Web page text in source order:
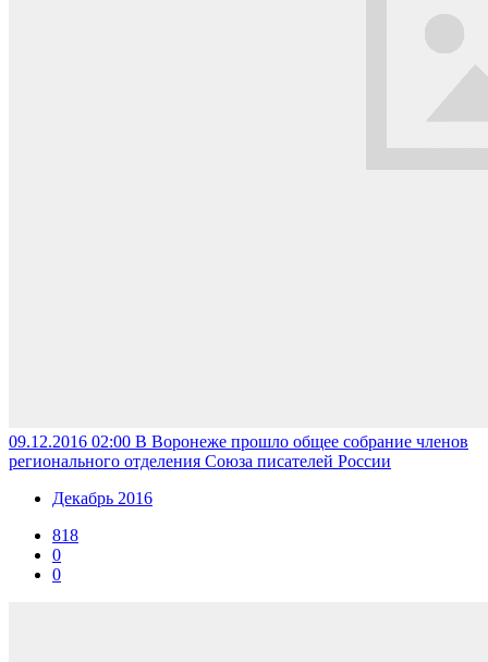
09.12.2016 02:00 В Воронеже прошло общее собрание членов
регионального отделения Союза писателей России
Декабрь 2016
818
0
0